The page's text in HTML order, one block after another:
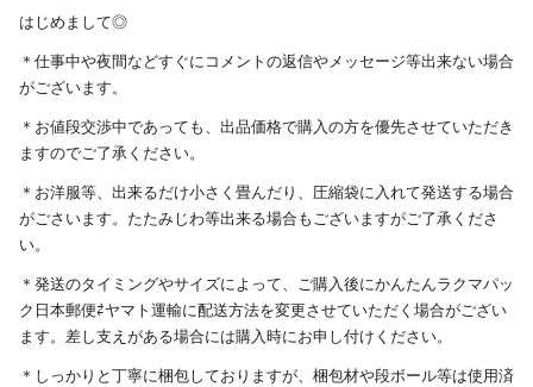
はじめまして◎
＊仕事中や夜間などすぐにコメントの返信やメッセージ等出来ない場合
がございます。
＊お値段交渉中であっても、出品価格で購入の方を優先させていただき
ますのでご了承ください。
＊お洋服等、出来るだけ小さく畳んだり、圧縮袋に入れて発送する場合
がごさいます。たたみじわ等出来る場合もございますがご了承くださ
い。
＊発送のタイミングやサイズによって、ご購入後にかんたんラクマパッ
ク日本郵便⇄ヤマト運輸に配送方法を変更させていただく場合がござい
ます。差し支えがある場合には購入時にお申し付けください。
＊しっかりと丁寧に梱包しておりますが、梱包材や段ボール等は使用済